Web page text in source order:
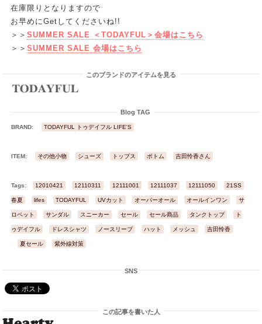
在庫限りとなりますので
お早めにGetしてくださいね!!
＞＞ SUMMER SALE ＜TODAYFUL＞会場はこちら
＞＞ SUMMER SALE 会場はこちら
このブランドのアイテムを見る
Blog TAG
BRAND: TODAYFUL トゥデイフル LIFE'S
ITEM: その他小物 シューズ トップス ボトム 吉田怜香さん
Tags: 12010421 12110311 12111001 12111037 12111050 21SS
春夏 lifes TODAYFUL UVカット オーバーオール オールインワン サ
ロペット サンダル スニーカー セール セール商品 タンクトップ ト
ゥデイフル ドレスシャツ ノースリーブ ハット メッシュ 吉田怜香
夏セール 紫外線対策
SNS
この記事を書いた人